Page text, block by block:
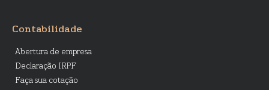
Contabilidade
Abertura de empresa
Declaração IRPF
Faça sua cotação